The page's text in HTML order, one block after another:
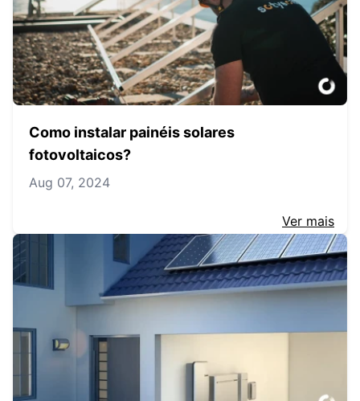
Como instalar painéis solares
fotovoltaicos?
Aug 07, 2024
Ver mais